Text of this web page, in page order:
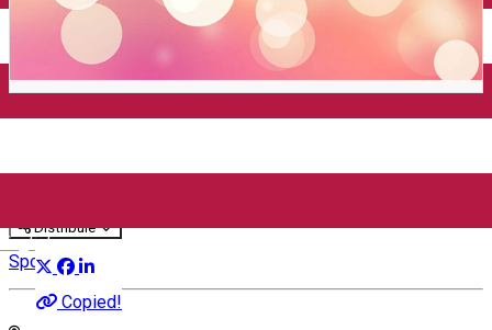
English
3 A
Distribuie
Copied!
Sport